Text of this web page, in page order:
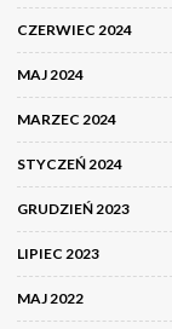
CZERWIEC 2024
MAJ 2024
MARZEC 2024
STYCZEŃ 2024
GRUDZIEŃ 2023
LIPIEC 2023
MAJ 2022